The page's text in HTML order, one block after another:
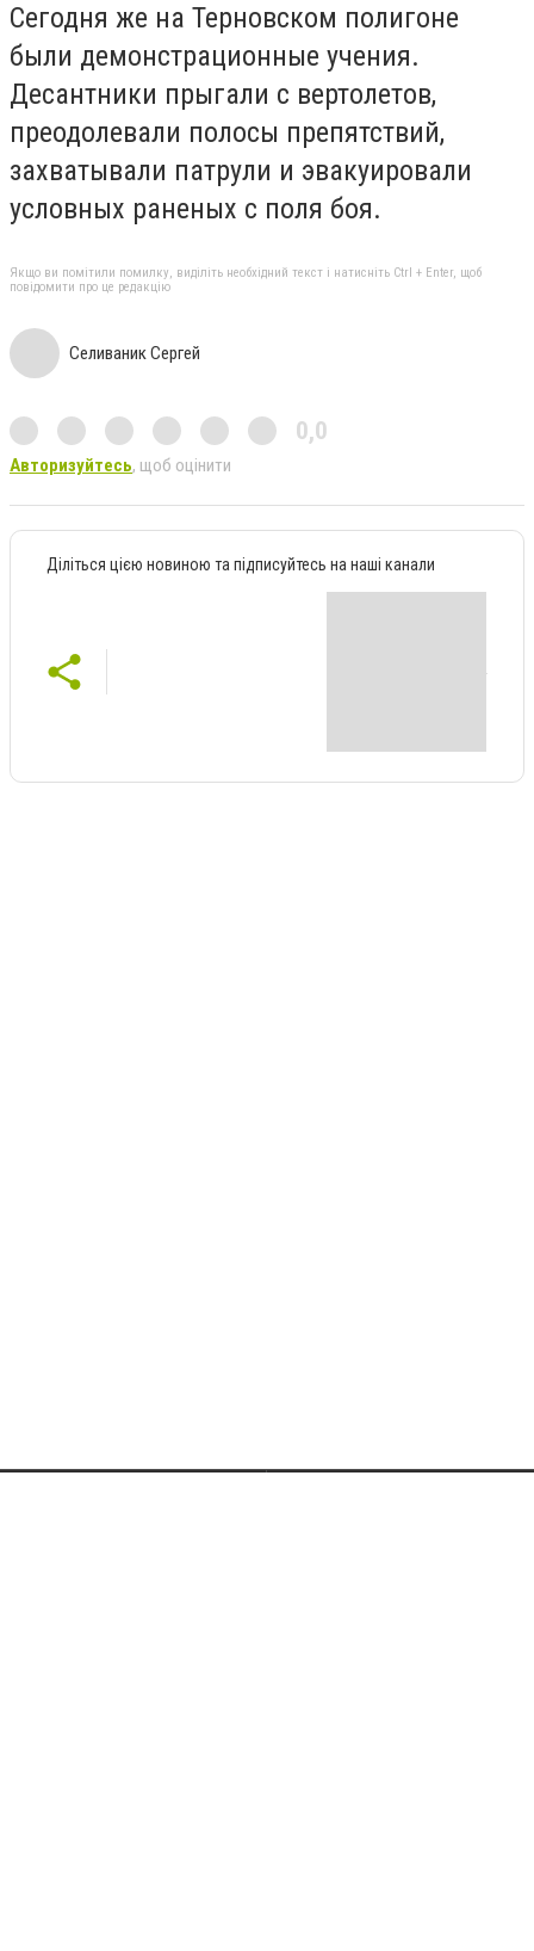
Сегодня же на Терновском полигоне
были демонстрационные учения.
Десантники прыгали с вертолетов,
преодолевали полосы препятствий,
захватывали патрули и эвакуировали
условных раненых с поля боя.
Якщо ви помітили помилку, виділіть необхідний текст і натисніть Ctrl + Enter, щоб
повідомити про це редакцію
Селиваник Сергей
0,0
Авторизуйтесь, щоб оцінити
Діліться цією новиною та підписуйтесь на наші канали